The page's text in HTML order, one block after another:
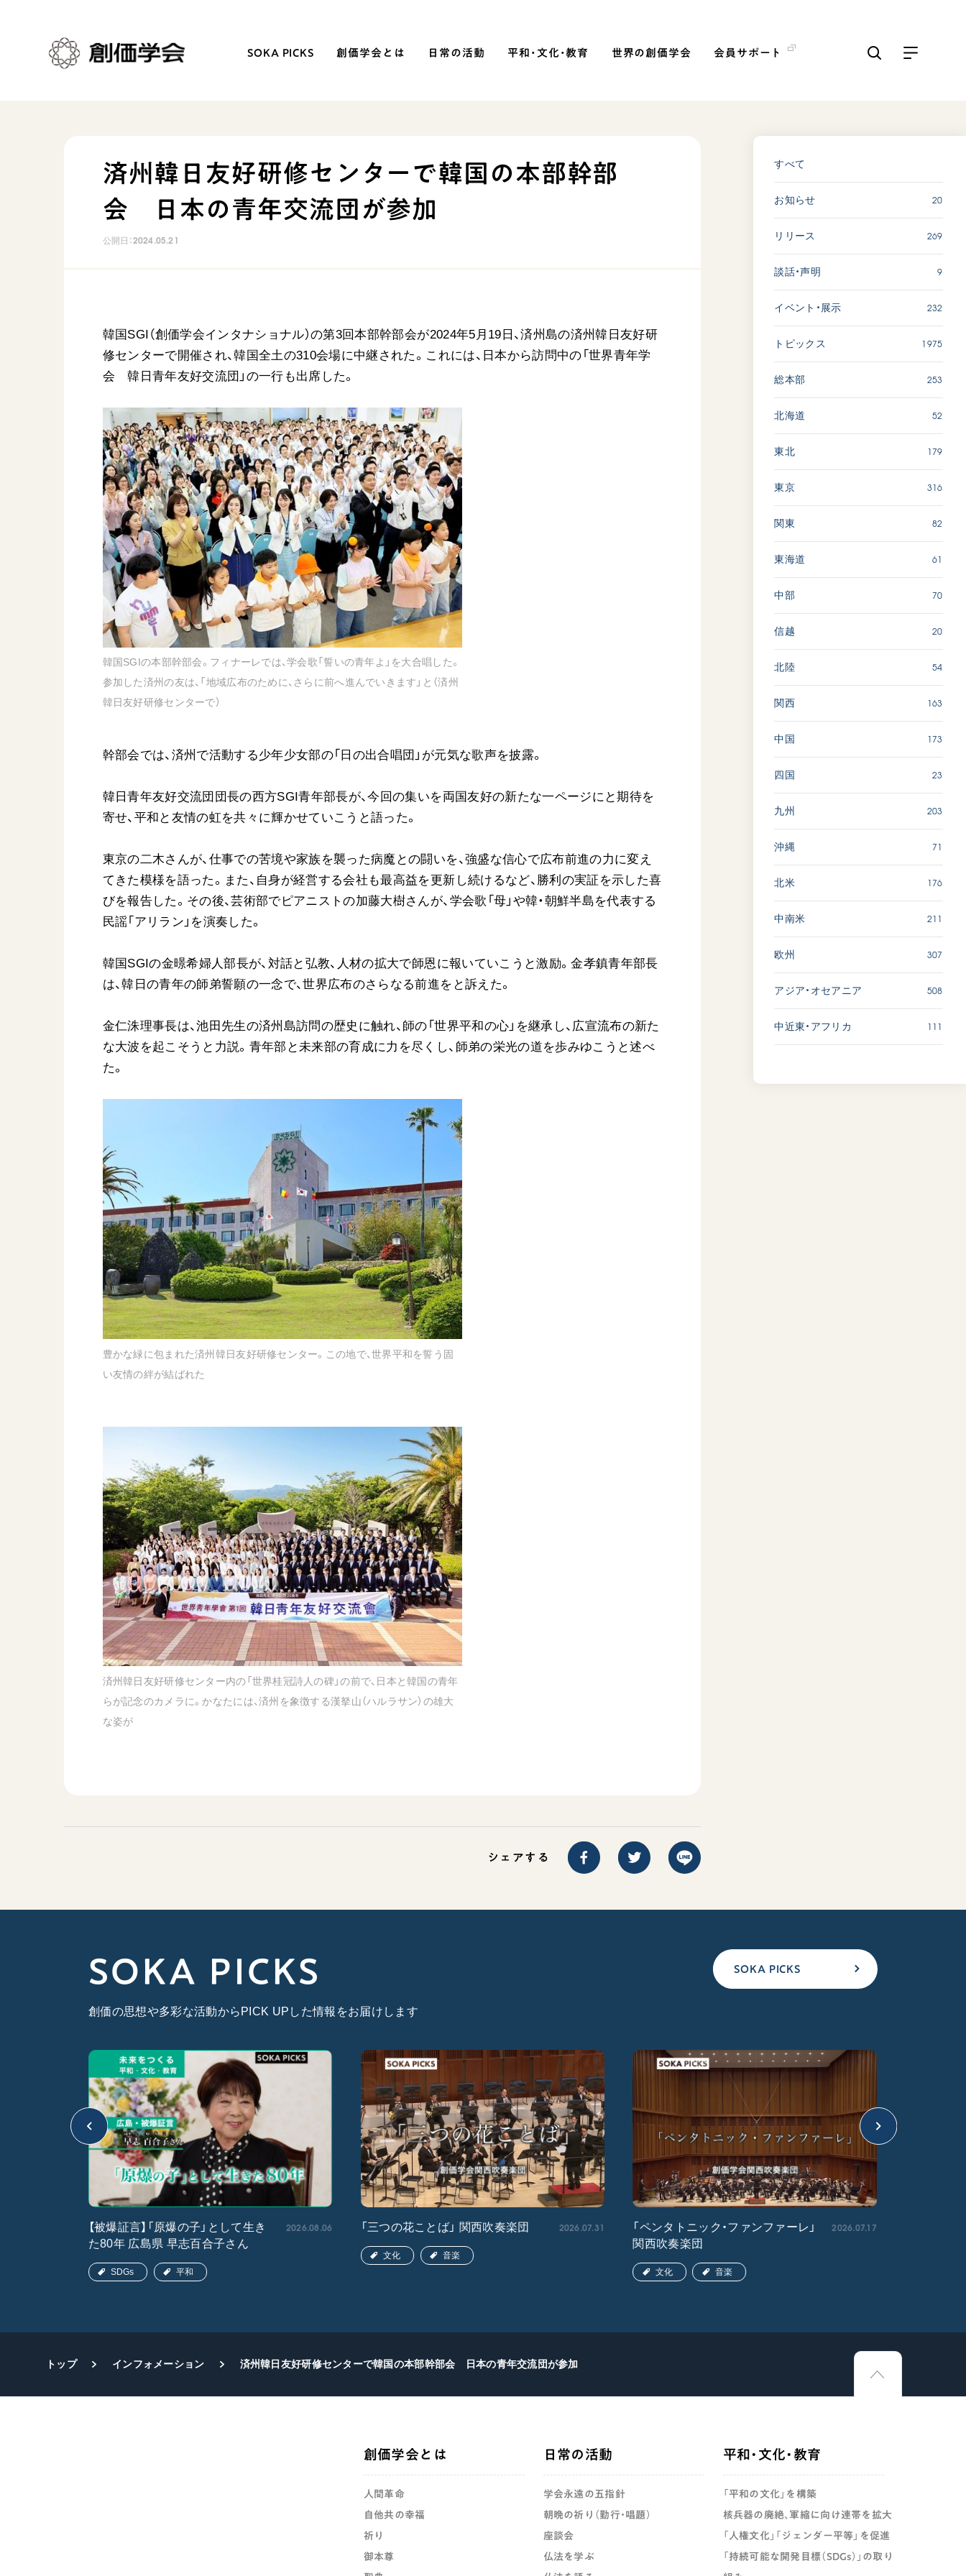
SOKA PICKS 創価学会とは 日常の活動 平和・文化・教育 世界の創価学会 会員サポート
自他共の幸福
創価学会の三代会長
初代会長・牧口常三郎先生
第3代会長・池田大作先生
学会永遠の五指針
朝晩の祈り（勤行・唱題）
友人葬
彼岸
「平和の文化」を構築
核兵器の廃絶に向け連帯を拡大
音楽活動
展示活動
世界の創価学会
各国ウェブサイト
世界の創価学会の歴史
基本情報
会員サポート
座談会御書ｅ講義
小説『新・人間革命』『人間革命』
要旨
御書検索［新版］
＜関連リンク＞
創価学会総本部
墓地公園・納骨堂
聖教電子版
聖教ブックストア
soka youth media
Soka Gakkai グローバルサイト
SGIピースサイト
ご意見
ご利用にあたって
【被爆証言】「原爆の子」と
して生きた80年 広島県 早
志百…
2026.08.06
SDGs
動画
広島
「三つの花ことば」 関西吹
奏楽団
2026.07.31
文化 音楽
「ペンタトニック・ファン
ファーレ」 関西吹奏楽団
2026.07.17
済州韓日友好研修センターで韓国の本部幹部
会 日本の青年交流団が参加
公開日：2024.05.21
韓国SGI（創価学会インタナショナル）の第3回本部幹部会が2024年5月19日、済州島の済州韓日友好研
修センターで開催され、韓国全土の310会場に中継された。これには、日本から訪問中の「世界青年学
会 韓日青年友好交流団」の一行も出席した。
韓国SGIの本部幹部会。フィナーレでは、学会歌「誓いの青年よ」を大合唱した。
参加した済州の友は、「地域広布のために、さらに前へ進んでいきます」と（済州
韓日友好研修センターで）
幹部会では、済州で活動する少年少女部の「日の出合唱団」が元気な歌声を披露。
韓日青年友好交流団団長の西方SGI青年部長が、今回の集いを両国友好の新たな一ページにと期待を
寄せ、平和と友情の虹を共々に輝かせていこうと語った。
東京の二木さんが、仕事での苦境や家族を襲った病魔との闘いを、強盛な信心で広布前進の力に変え
てきた模様を語った。また、自身が経営する会社も最高益を更新し続けるなど、勝利の実証を示した喜
びを報告した。その後、芸術部でピアニストの加藤大樹さんが、学会歌「母」や韓・朝鮮半島を代表する
民謡「アリラン」を演奏した。
韓国SGIの金暻希婦人部長が、対話と弘教、人材の拡大で師恩に報いていこうと激励。金孝鎮青年部長
は、韓日の青年の師弟誓願の一念で、世界広布のさらなる前進をと訴えた。
金仁洙理事長は、池田先生の済州島訪問の歴史に触れ、師の「世界平和の心」を継承し、広宣流布の新た
な大波を起こそうと力説。青年部と未来部の育成に力を尽くし、師弟の栄光の道を歩みゆこうと述べ
た。
豊かな緑に包まれた済州韓日友好研修センター。この地で、世界平和を誓う固
い友情の絆が結ばれた
済州韓日友好研修センター内の「世界桂冠詩人の碑」の前で、日本と韓国の青年
らが記念のカメラに。かなたには、済州を象徴する漢拏山（ハルラサン）の雄大
な姿が
シェアする
すべて
お知らせ 20
リリース 269
談話・声明 9
イベント・展示 232
トピックス 1975
総本部 253
北海道 52
東北 179
東京 316
関東 82
東海道 61
中部 70
信越 20
北陸 54
関西 163
中国 173
四国 23
九州 203
沖縄 71
北米 176
中南米 211
欧州 307
アジア・オセアニア 508
中近東・アフリカ 111
SOKA PICKS
創価の思想や多彩な活動からPICK UPした情報をお届けします
SOKA PICKS
【被爆証言】「原爆の子」として生き
た80年 広島県 早志百合子さん
2026.08.06
SDGs 平和
「三つの花ことば」 関西吹奏楽団 2026.07.31
文化 音楽
「ペンタトニック・ファンファーレ」
関西吹奏楽団
2026.07.17
文化 音楽
トップ インフォメーション 済州韓日友好研修センターで韓国の本部幹部会 日本の青年交流団が参加
創価学会とは
人間革命
自他共の幸福
祈り
御本尊
日常の活動
学会永遠の五指針
朝晩の祈り（勤行・唱題）
座談会
仏法を学ぶ
平和・文化・教育
「平和の文化」を構築
核兵器の廃絶、軍縮に向け連帯を拡大
「人権文化」「ジェンダー平等」を促進
「持続可能な開発目標（SDGs）」の取り